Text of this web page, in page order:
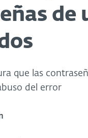
de
que las
del error